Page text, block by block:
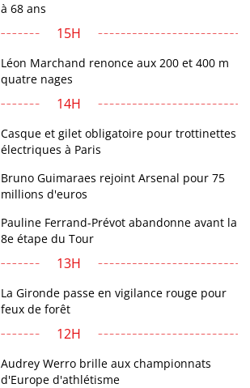
à 68 ans
15H
Léon Marchand renonce aux 200 et 400 m
quatre nages
14H
Casque et gilet obligatoire pour trottinettes
électriques à Paris
Bruno Guimaraes rejoint Arsenal pour 75
millions d'euros
Pauline Ferrand-Prévot abandonne avant la
8e étape du Tour
13H
La Gironde passe en vigilance rouge pour
feux de forêt
12H
Audrey Werro brille aux championnats
d'Europe d'athlétisme